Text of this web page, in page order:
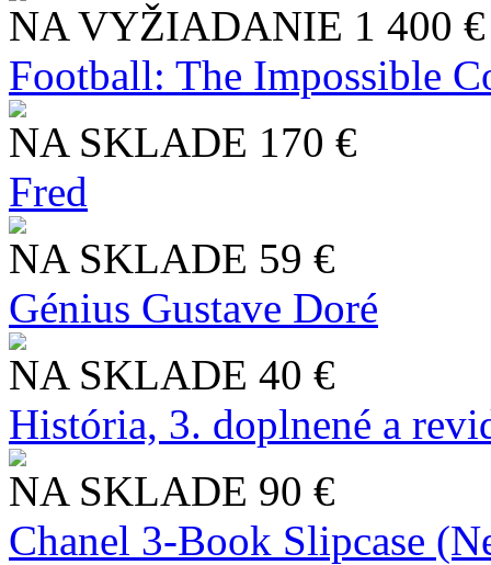
NA VYŽIADANIE 1 400 €
Football: The Impossible
NA SKLADE 170 €
Fred
NA SKLADE 59 €
Génius Gustave Doré
NA SKLADE 40 €
História, 3. doplnené a
NA SKLADE 90 €
Chanel 3-Book Slipcase